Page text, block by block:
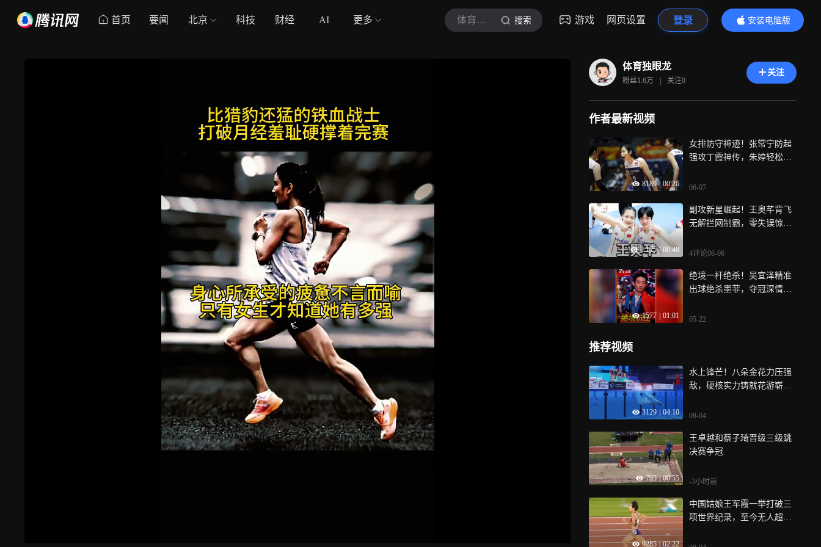
首页 要闻 北京 科技 财经 AI 更多 体育独眼龙 搜索 游戏 网页设置 登录
安装电脑版
内容更精彩
体育独眼龙
粉丝1.6万 | 关注0
关注
作者最新视频
8189 | 00:26
女排防守神迹！张常宁防起
强攻丁霞神传，朱婷轻松得
06-07
2.1万 | 00:48
副攻新星崛起！王奥芊背飞
无解拦网制霸，零失误惊艳
4评论06-06
1577 01:01
绝境一杆绝杀！吴宜泽精准
出球绝杀墨菲，夺冠深情感
05-22
推荐视频
3129 04:10
水上锋芒！八朵金花力压强
敌，硬核实力铸就花游崭新
08-04
795 | 00:55
王卓越和蔡子琦晋级三级跳
决赛争冠
-3小时前
9285 | 02:22
中国姑娘王军霞一举打破三
项世界纪录，至今无人超